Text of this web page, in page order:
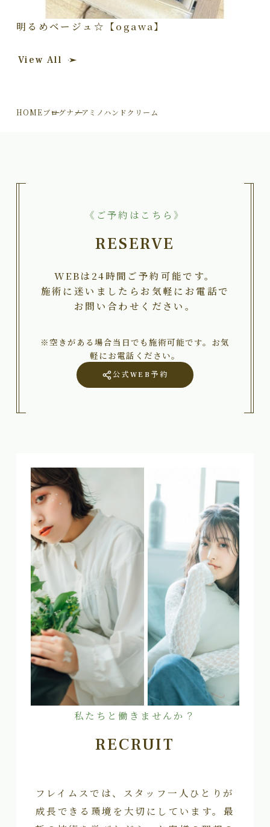
明るめベージュ☆【ogawa】
View All
HOMEブログナノアミノハンドクリーム
《ご予約はこちら》
RESERVE
WEBは24時間ご予約可能です。
施術に迷いましたらお気軽にお電話で
お問い合わせください。
※空きがある場合当日でも施術可能です。お気
軽にお電話ください。
公式WEB予約
私たちと働きませんか？
RECRUIT
フレイムスでは、スタッフ一人ひとりが
成長できる環境を大切にしています。最